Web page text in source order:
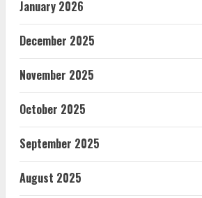
January 2026
December 2025
November 2025
October 2025
September 2025
August 2025